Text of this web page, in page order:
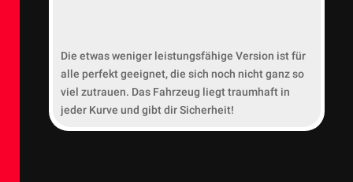
Die etwas weniger leistungsfähige Version ist für
alle perfekt geeignet, die sich noch nicht ganz so
viel zutrauen. Das Fahrzeug liegt traumhaft in
jeder Kurve und gibt dir Sicherheit!